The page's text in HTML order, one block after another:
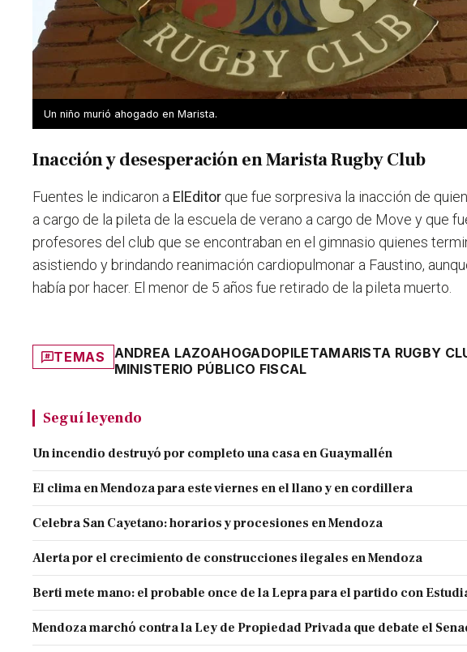
Un niño murió ahogado en Marista.
Inacción y desesperación en Marista Rugby Club
Fuentes le indicaron a ElEditor que fue sorpresiva la inacción de
a cargo de la pileta de la escuela de verano a cargo de Move y que
profesores del club que se encontraban en el gimnasio quienes
asistiendo y brindando reanimación cardiopulmonar a Faustino,
había por hacer. El menor de 5 años fue retirado de la pileta muerto.
TEMAS ANDREA LAZOAHOGADOPILETAMARISTA RUGBY
MINISTERIO PÚBLICO FISCAL
Seguí leyendo
Un incendio destruyó por completo una casa en Guaymallén
El clima en Mendoza para este viernes en el llano y en cordillera
Celebra San Cayetano: horarios y procesiones en Mendoza
Alerta por el crecimiento de construcciones ilegales en Mendoza
Berti mete mano: el probable once de la Lepra para el partido con
Mendoza marchó contra la Ley de Propiedad Privada que debate el